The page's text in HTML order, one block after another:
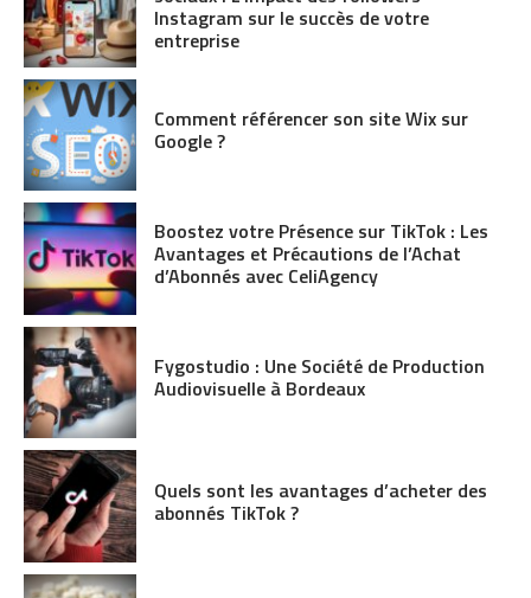
Instagram sur le succès de votre
entreprise
Comment référencer son site Wix sur
Google ?
Boostez votre Présence sur TikTok : Les
Avantages et Précautions de l’Achat
d’Abonnés avec CeliAgency
Fygostudio : Une Société de Production
Audiovisuelle à Bordeaux
Quels sont les avantages d’acheter des
abonnés TikTok ?